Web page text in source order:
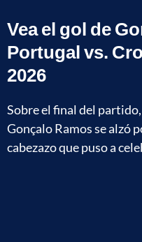
Vea el gol de
Portugal vs.
2026
Sobre el final del
Gonçalo Ramos se alzó
cabezazo que puso a